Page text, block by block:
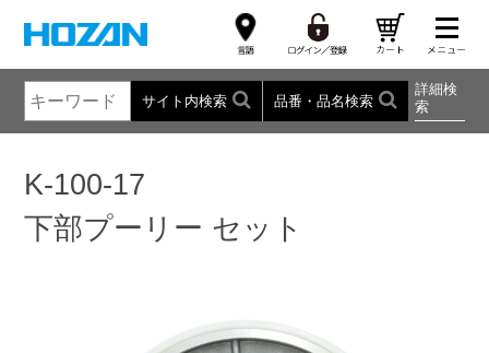
サイト内検索 品番・品名検索
詳細検
索
K-100-17
下部プーリー セット